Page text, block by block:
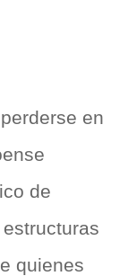
en
de
quienes